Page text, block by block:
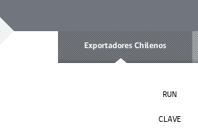
Exportadores Chilenos
RUN
CLAVE